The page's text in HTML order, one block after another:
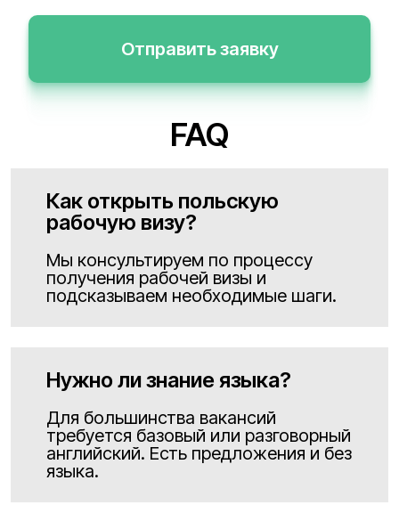
Отправить заявку
FAQ
Как открыть польскую
рабочую визу?
Мы консультируем по процессу
получения рабочей визы и
подсказываем необходимые шаги.
Нужно ли знание языка?
Для большинства вакансий
требуется базовый или разговорный
английский. Есть предложения и без
языка.